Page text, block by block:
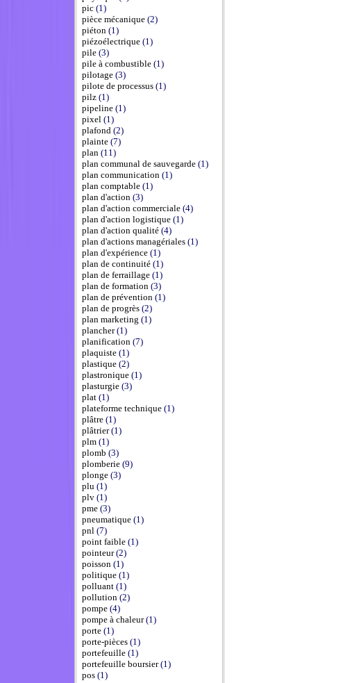
pic (1)
pièce mécanique (2)
piéton (1)
piézoélectrique (1)
pile (3)
pile à combustible (1)
pilotage (3)
pilote de processus (1)
pilz (1)
pipeline (1)
pixel (1)
plafond (2)
plainte (7)
plan (11)
plan communal de sauvegarde (1)
plan communication (1)
plan comptable (1)
plan d'action (3)
plan d'action commerciale (4)
plan d'action logistique (1)
plan d'action qualité (4)
plan d'actions managériales (1)
plan d'expérience (1)
plan de continuité (1)
plan de ferraillage (1)
plan de formation (3)
plan de prévention (1)
plan de progrès (2)
plan marketing (1)
plancher(1)
planification (7)
plaquiste (1)
plastique (2)
plastronique (1)
plasturgie (3)
plat (1)
plateforme technique (1)
plâtre (1)
plâtrier(1)
plm (1)
plomb (3)
plomberie (9)
plonge (3)
plu (1)
plv (1)
pme (3)
pneumatique (1)
pnl (7)
point faible (1)
pointeur(2)
poisson (1)
politique (1)
polluant (1)
pollution (2)
pompe (4)
pompe à chaleur(1)
porte (1)
porte-pièces (1)
portefeuille (1)
portefeuille boursier(1)
pos (1)